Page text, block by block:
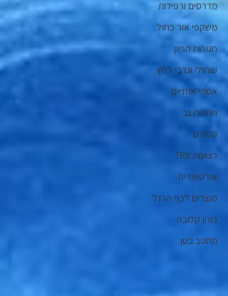
מדרסים ורפידות
משקפי אור כחול
חגורות הריון
שרוולי וגרבי לחץ
אטמי אוזניים
חגורות גב
ספורט
רצועות TRX
אורטופדיה
מוצרים לכף הרגל
בוהן קלובה
מחטב בטן